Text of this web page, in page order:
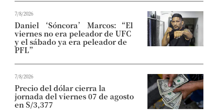
7/8/2026
Daniel ‘Sóncora’ Marcos: “El
viernes no era peleador de UFC
y el sábado ya era peleador de
PFL”
7/8/2026
Precio del dólar cierra la
jornada del viernes 07 de agosto
en S/3,377